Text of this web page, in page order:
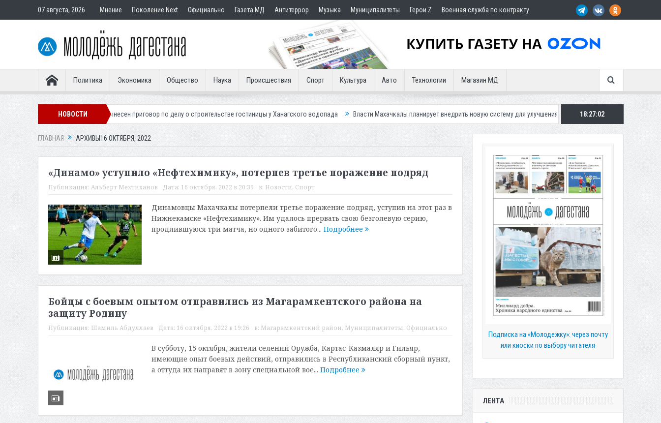
07 августа, 2026 Мнение Поколение Next Официально Газета МД Антитеррор Музыка Муниципалитеты Герои Z Военная служба по контракту
Политика Экономика Общество Наука Происшествия Спорт Культура Авто Технологии Магазин МД
НОВОСТИ
легионера Вынесен приговор по делу о строительстве гостиницы у Ханагского водопада Власти Махачкалы планирует внедрить новую систему для улучшения ситуации с парковками Махачкалинское
18:27:04
ГЛАВНАЯ АРХИВЫ16 ОКТЯБРЯ, 2022
«Динамо» уступило «Нефтехимику», потерпев третье поражение подряд
Публикация: Альберт Мехтиханов Дата: 16 октября, 2022 в 20:39 в: Новости, Спорт
Динамовцы Махачкалы потерпели третье поражение подряд, уступив на этот раз в
Нижнекамске «Нефтехимику». Им удалось прервать свою безголевую серию,
продлившуюся три матча, но одного забитого... Подробнее
Бойцы с боевым опытом отправились из Магарамкентского района на
защиту Родину
Публикация: Шамиль Абдуллаев Дата: 16 октября, 2022 в 19:26 в: Магарамкентский район, Муниципалитеты, Официально
В субботу, 15 октября, жители селений Оружба, Картас-Казмаляр и Гильяр,
имеющие опыт боевых действий, отправились в Республиканский сборный пункт,
а оттуда их направят в зону специальной вое... Подробнее
Подписка на «Молодежку»: через почту
или киоски по выбору читателя
ЛЕНТА